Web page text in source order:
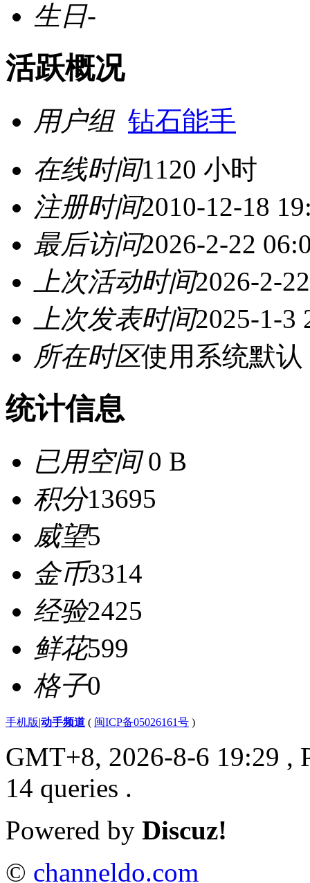
生日-
活跃概况
用户组 钻石能手
在线时间1120 小时
注册时间2010-12-18
最后访问2026-2-22
上次活动时间2026-2-
上次发表时间2025-1-3
所在时区使用系统默认
统计信息
已用空间0 B
积分13695
威望5
金币3314
经验2425
鲜花599
格子0
手机版|动手频道 ( 闽ICP备05026161号 )
GMT+8, 2026-8-6 19:29 ,
14 queries .
Powered by Discuz!
© channeldo.com